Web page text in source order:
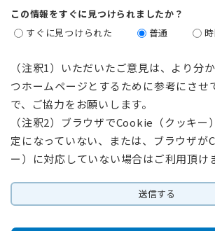
この情報をすぐに見つけられましたか？
すぐに見つけられた
普通
（注釈1）いただいたご意見は、より分
つホームページとするために参考にさせ
で、ご協力をお願いします。
（注釈2）ブラウザでCookie（クッキー
定になっていない、または、ブラウザが
ー）に対応していない場合はご利用頂け